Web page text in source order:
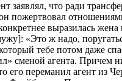
заявлял, что ради
пожертвовал
выразилась жена
«Это ж надо,
тебе потом даже
сменой агента. Причем
его переманил агент из